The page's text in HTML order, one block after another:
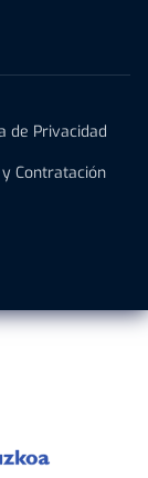
de Privacidad
Contratación